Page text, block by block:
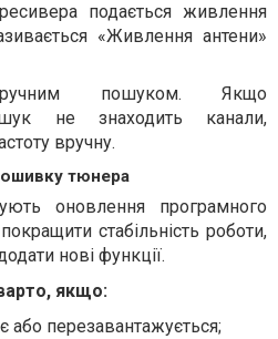
подається живлення
«Живлення антени»
ручним пошуком. Якщо
не знаходить канали,
вручну.
тюнера
оновлення програмного
стабільність роботи,
нові функції.
якщо:
або перезавантажується;